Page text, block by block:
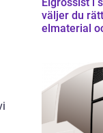
väljer du
elmaterial